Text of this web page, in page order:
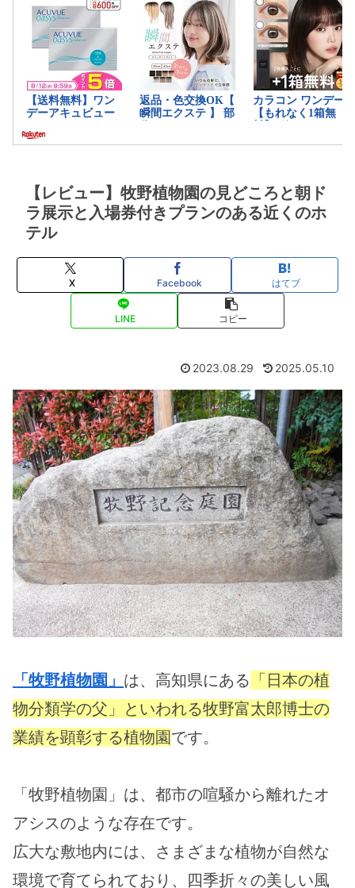
【レビュー】牧野植物園の見どころと朝ド
ラ展示と入場券付きプランのある近くのホ
テル
X Facebook はてブ
LINE コピー
2023.08.29 2025.05.10
「牧野植物園」 は、高知県にある 「日本の植
物分類学の父」といわれる牧野富太郎博士の
業績を顕彰する植物園です。
「牧野植物園」は、都市の喧騒から離れたオ
アシスのような存在です。
広大な敷地内には、さまざまな植物が自然な
環境で育てられており、四季折々の美しい風